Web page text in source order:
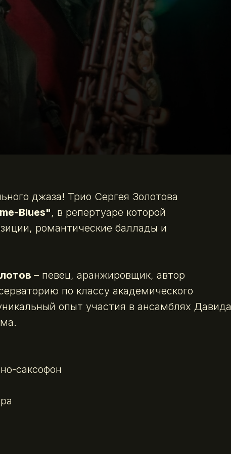
джаза! Трио Сергея Золотова
Blues", в репертуаре которой
романтические баллады и
– певец, аранжировщик, автор
по классу академического
опыт участия в ансамблях Давида
саксофон